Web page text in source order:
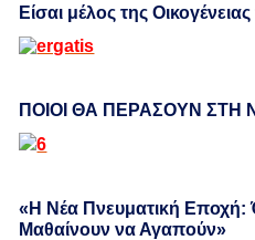
Είσαι μέλος της
ΠΟΙΟΙ ΘΑ ΠΕΡΑΣΟΥΝ ΣΤΗ
«Η Νέα Πνευματική Εποχή:
Μαθαίνουν να Αγαπούν»